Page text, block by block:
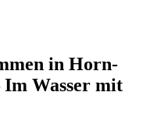
in Horn-
Im Wasser mit